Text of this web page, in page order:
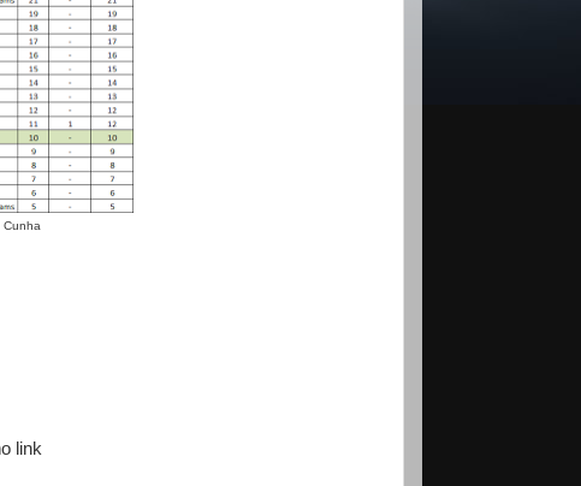
Cunha
link